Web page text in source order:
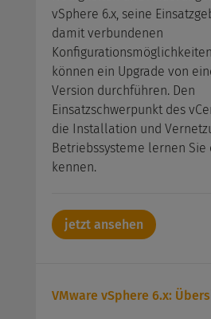
vSphere 6.x, seine
damit verbundenen
können ein Upgrade von
Version durchführen. Den
Einsatzschwerpunkt des
die Installation und
Betriebssysteme lernen
kennen.
jetzt ansehen
VMware vSphere 6.x: